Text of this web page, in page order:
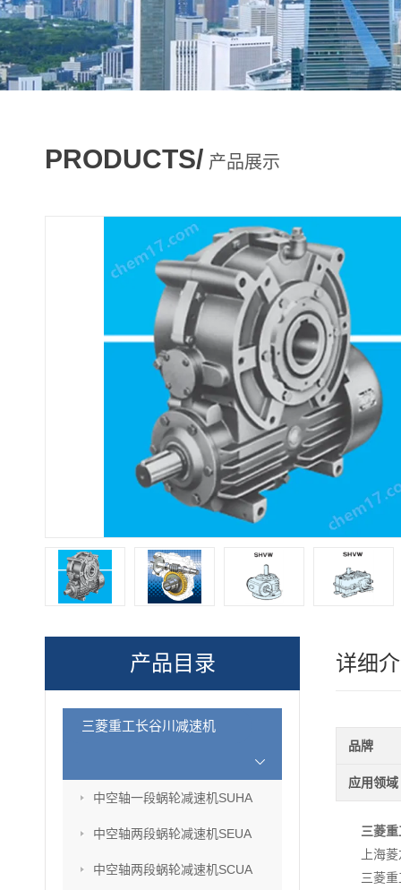
PRODUCTS/ 产品展示
产品目录
三菱重工长谷川减速机
中空轴一段蜗轮减速机SUHA
中空轴两段蜗轮减速机SEUA
中空轴两段蜗轮减速机SCUA
详细
品牌
应用领域
三菱
上海
三菱